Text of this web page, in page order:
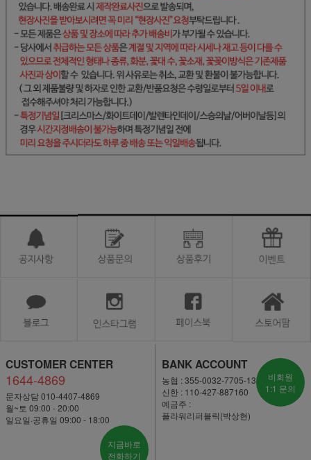
CUSTOMER CENTER
1644-4869
문자상담 010-4407-4869
월~토 09:00 - 20:00
일요일·공휴일 09:00 - 18:00
지금바로
전화하기
BANK ACCOUNT
농협 : 355-0032-7705-13
신한 : 110-427-887160
예금주 :
플라워리퍼블릭(박상현)
비회원
1:1 문의